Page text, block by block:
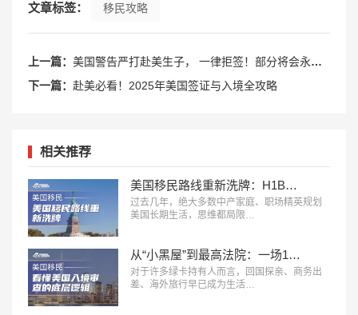
文章标签： 移民攻略
上一篇： 美国警告严打赴美生子， 一律拒签！部分将会永久拒绝入境！
下一篇： 赴美必看！2025年美国签证与入境全攻略
相关推荐
美国移民路线重新洗牌：H1B、L1、O1、EB1A、NIW、J2，哪条更适合你？
过去几年，绝大多数中产家庭、职场精英规划
美国长期生活，思维都局限…
从“小黑屋”到最高法院：一场14年诉讼，看懂美国入境审查的底层逻辑
对于许多绿卡持有人而言，回国探亲、商务出
差、海外旅行早已成为生活…